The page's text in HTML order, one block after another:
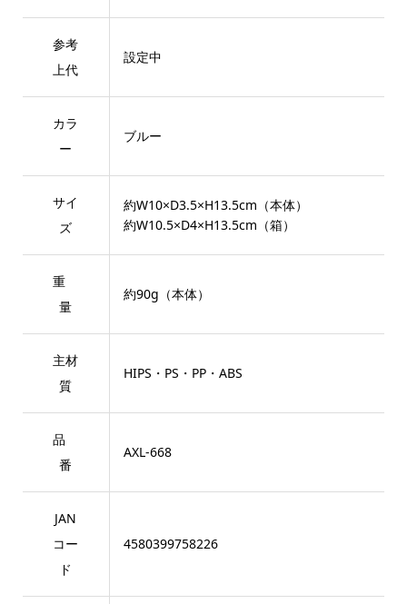
参考
上代
設定中
カラ
ー
ブルー
サイ
ズ
約W10×D3.5×H13.5cm（本体）
約W10.5×D4×H13.5cm（箱）
重
量
約90g（本体）
主材
質
HIPS・PS・PP・ABS
品
番
AXL-668
JAN
コー
ド
4580399758226